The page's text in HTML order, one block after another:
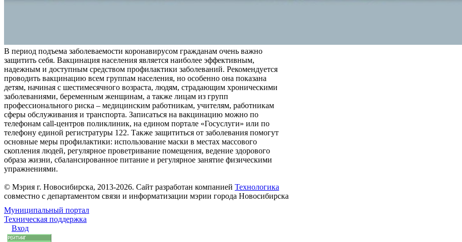
В период подъема заболеваемости коронавирусом гражданам очень важно
защитить себя. Вакцинация населения является наиболее эффективным,
надежным и доступным средством профилактики заболеваний. Рекомендуется
проводить вакцинацию всем группам населения, но особенно она показана
детям, начиная с шестимесячного возраста, людям, страдающим хроническими
заболеваниями, беременным женщинам, а также лицам из групп
профессионального риска – медицинским работникам, учителям, работникам
сферы обслуживания и транспорта. Записаться на вакцинацию можно по
телефонам call-центров поликлиник, на едином портале «Госуслуги» или по
телефону единой регистратуры 122. Также защититься от заболевания помогут
основные меры профилактики: использование маски в местах массового
скопления людей, регулярное проветривание помещения, ведение здорового
образа жизни, сбалансированное питание и регулярное занятие физическими
упражнениями.
© Мэрия г. Новосибирска, 2013-2026. Сайт разработан компанией Технологика
совместно с департаментом связи и информатизации мэрии города Новосибирска
Муниципальный портал
Техническая поддержка
Вход